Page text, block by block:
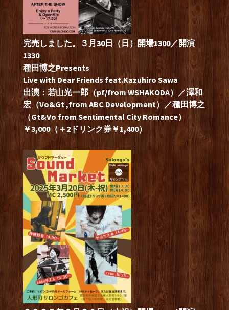
完売しました。３月30日（日）開場1300／開演
1330
種田博之Presents
Live with Dear Friends feat.Kazuhiro Sawa
出演：若山光一郎（pf/from WSHAKODA）／澤和
宏（Vo&Gt ,from ABC Development）／種田博之
（Gt&Vo from Sentimental City Romance）
￥3,000（＋2ドリンク券￥1,400）